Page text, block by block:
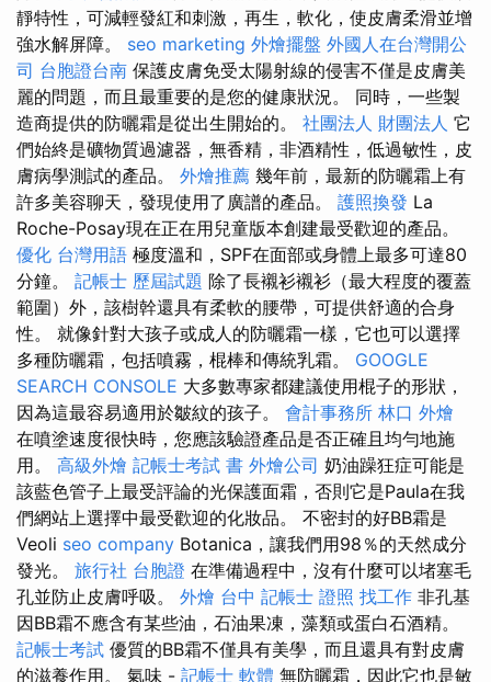
靜特性，可減輕發紅和刺激，再生，軟化，使皮膚柔滑並增
強水解屏障。 seo marketing 外燴擺盤 外國人在台灣開公
司 台胞證台南 保護皮膚免受太陽射線的侵害不僅是皮膚美
麗的問題，而且最重要的是您的健康狀況。 同時，一些製
造商提供的防曬霜是從出生開始的。 社團法人 財團法人 它
們始終是礦物質過濾器，無香精，非酒精性，低過敏性，皮
膚病學測試的產品。 外燴推薦 幾年前，最新的防曬霜上有
許多美容聊天，發現使用了廣譜的產品。 護照換發 La
Roche-Posay現在正在用兒童版本創建最受歡迎的產品。
優化 台灣用語 極度溫和，SPF在面部或身體上最多可達80
分鐘。 記帳士 歷屆試題 除了長襯衫襯衫（最大程度的覆蓋
範圍）外，該樹幹還具有柔軟的腰帶，可提供舒適的合身
性。 就像針對大孩子或成人的防曬霜一樣，它也可以選擇
多種防曬霜，包括噴霧，棍棒和傳統乳霜。 GOOGLE
SEARCH CONSOLE 大多數專家都建議使用棍子的形狀，
因為這最容易適用於皺紋的孩子。 會計事務所 林口 外燴
在噴塗速度很快時，您應該驗證產品是否正確且均勻地施
用。 高級外燴 記帳士考試 書 外燴公司 奶油躁狂症可能是
該藍色管子上最受評論的光保護面霜，否則它是Paula在我
們網站上選擇中最受歡迎的化妝品。 不密封的好BB霜是
Veoli seo company Botanica，讓我們用98％的天然成分
發光。 旅行社 台胞證 在準備過程中，沒有什麼可以堵塞毛
孔並防止皮膚呼吸。 外燴 台中 記帳士 證照 找工作 非孔基
因BB霜不應含有某些油，石油果凍，藻類或蛋白石酒精。
記帳士考試 優質的BB霜不僅具有美學，而且還具有對皮膚
的滋養作用。 氣味 - 記帳士 軟體 無防曬霜，因此它也是敏